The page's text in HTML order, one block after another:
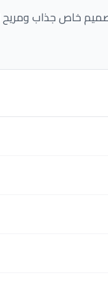
خاص جذاب ومريح